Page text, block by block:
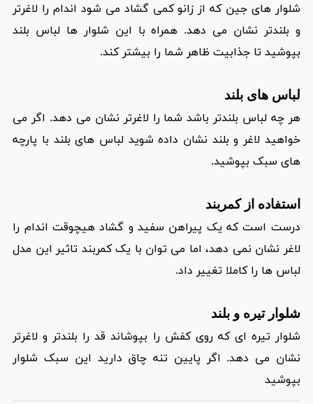
شلوار های جین که از زانو کمی گشاد می شود اندام را لاغرتر
و بلندتر نشان می دهد. همراه با این شلوار ها لباس بلند
بپوشید تا جذابیت ظاهر شما را بیشتر کند.
لباس های بلند
هر چه لباس بلندتر باشد شما را لاغرتر نشان می دهد. اگر می
خواهید لاغر و بلند نشان داده شوید لباس های بلند با پارچه
های سبک بپوشید.
استفاده از کمربند
درست است که یک پیراهن سفید و گشاد هیچوقت اندام را
لاغر نشان نمی دهد، اما می توان با یک کمربند تاثیر این مدل
لباس ها را کاملا تغییر داد.
شلوار تیره و بلند
شلوار تیره ای که روی کفش را بپوشاند قد را بلندتر و لاغرتر
نشان می دهد. اگر پایین تنه چاق دارید این سبک شلوار
بپوشید